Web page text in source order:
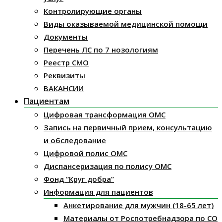
Контролирующие органы
Виды оказываемой медицинской помощи
Документы
Перечень ЛС по 7 нозологиям
Реестр СМО
Реквизиты
ВАКАНСИИ
Пациентам
Цифровая трансформация ОМС
Запись на первичный прием, консультацию
и обследование
Цифровой полис ОМС
Диспансеризация по полису ОМС
Фонд “Круг добра”
Информация для пациентов
Анкетирование для мужчин (18-65 лет)
Материалы от Роспотребнадзора по СО